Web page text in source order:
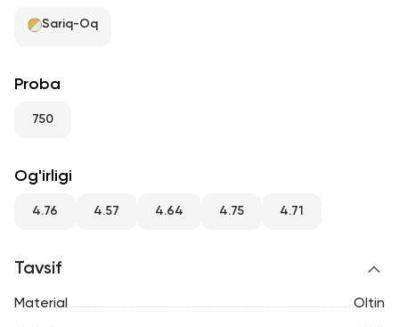
+998 71 205 22 22
Sariq-Oq
Proba
750
Og'irligi
4.76 4.57 4.64 4.75 4.71
Tavsif
Material Oltin